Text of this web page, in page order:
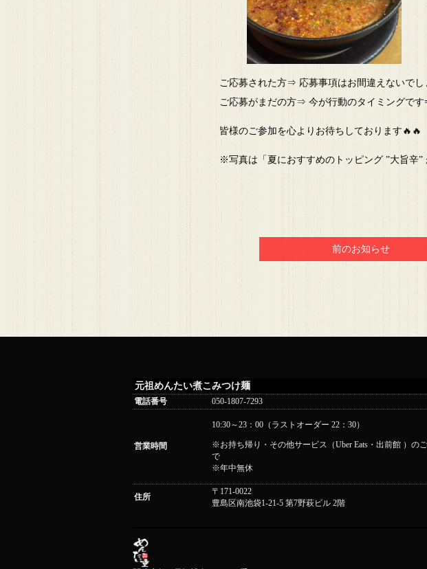
ご応募された方⇒ 応募事項はお間違えないでし
ご応募がまだの方⇒ 今が行動のタイミングです
皆様のご参加を心よりお待ちしております🔥🔥
※写真は「夏におすすめのトッピング ”大旨辛
前のお知らせ
元祖めんたい煮こみつけ麺
電話番号 050-1807-7293
営業時間
10:30～23：00（ラストオーダー 22：30）
※お持ち帰り・その他サービス（Uber Eats・出前館 ）の
で
※年中無休
住所
〒171-0022
豊島区南池袋1-21-5 第7野萩ビル 2階